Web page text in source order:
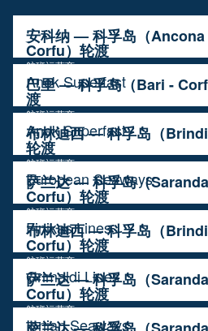
安科纳 — 科孚岛（Ancona
Corfu）轮渡
航班运营商
Anek Superfast
巴里 — 科孚岛（Bari -
渡
航班运营商
Anek Superfast
布林迪西 — 科孚岛（
轮渡
航班运营商
European Seaways
萨兰达 — 科孚岛（
Corfu）轮渡
航班运营商
Finikas Lines
布林迪西 — 科孚岛（
Corfu）轮渡
航班运营商
Grimaldi Lines
萨兰达 — 科孚岛（
Corfu）轮渡
航班运营商
Ionian Seaways